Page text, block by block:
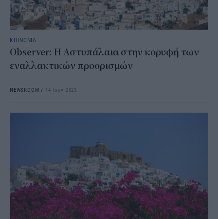
ΚΟΙΝΩΝΙΑ
Observer: Η Αστυπάλαια στην κορυφή των
εναλλακτικών προορισμών
NEWSROOM / 14 Ιουν 2023